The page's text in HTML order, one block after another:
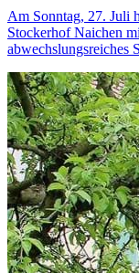
Am Sonntag, 27. Juli
Stockerhof Naichen
abwechslungsreiches